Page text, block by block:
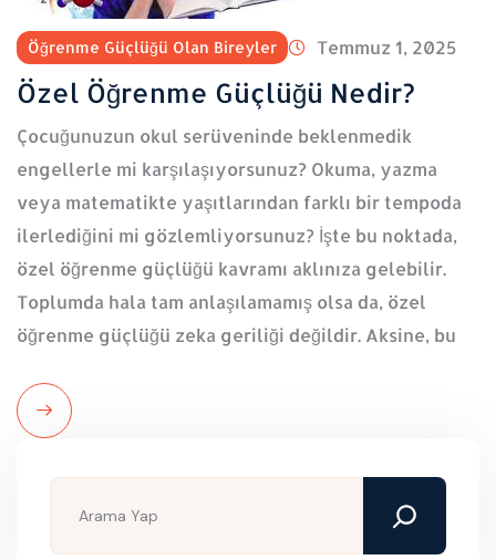
Öğrenme Güçlüğü Olan Bireyler Temmuz 1, 2025
Özel Öğrenme Güçlüğü Nedir?
Çocuğunuzun okul serüveninde beklenmedik
engellerle mi karşılaşıyorsunuz? Okuma, yazma
veya matematikte yaşıtlarından farklı bir tempoda
ilerlediğini mi gözlemliyorsunuz? İşte bu noktada,
özel öğrenme güçlüğü kavramı aklınıza gelebilir.
Toplumda hala tam anlaşılamamış olsa da, özel
öğrenme güçlüğü zeka geriliği değildir. Aksine, bu
Read